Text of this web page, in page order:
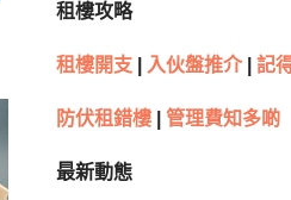
租樓攻略
租樓開支 入伙盤推介 記
防伏租錯樓 管理費知多啲
最新動態